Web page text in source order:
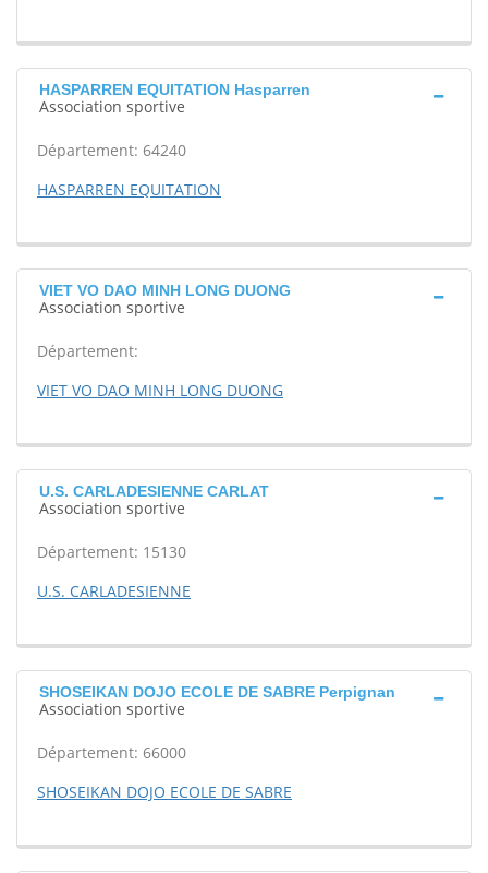
HASPARREN EQUITATION Hasparren
Association sportive
Département: 64240
HASPARREN EQUITATION
VIET VO DAO MINH LONG DUONG
Association sportive
Département:
VIET VO DAO MINH LONG DUONG
U.S. CARLADESIENNE CARLAT
Association sportive
Département: 15130
U.S. CARLADESIENNE
SHOSEIKAN DOJO ECOLE DE SABRE Perpignan
Association sportive
Département: 66000
SHOSEIKAN DOJO ECOLE DE SABRE